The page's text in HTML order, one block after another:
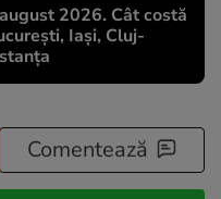
2026. Cât costă
Iași, Cluj-
Comentează